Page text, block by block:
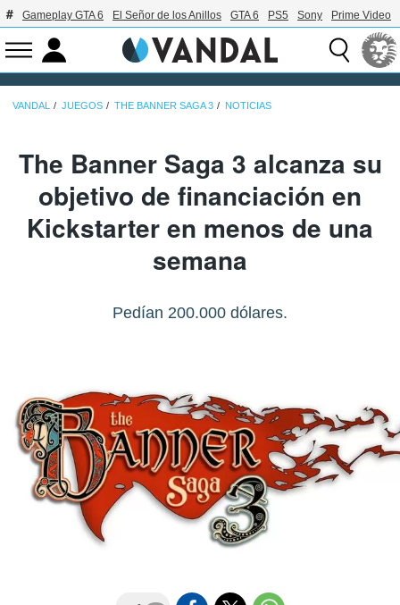
Gameplay GTA 6 El Señor de los Anillos GTA 6 PS5 Sony Prime Video
VANDAL JUEGOS THE BANNER SAGA 3 NOTICIAS
The Banner Saga 3 alcanza su
objetivo de financiación en
Kickstarter en menos de una
semana
Pedían 200.000 dólares.